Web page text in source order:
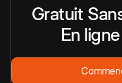
Gratuit
En ligne